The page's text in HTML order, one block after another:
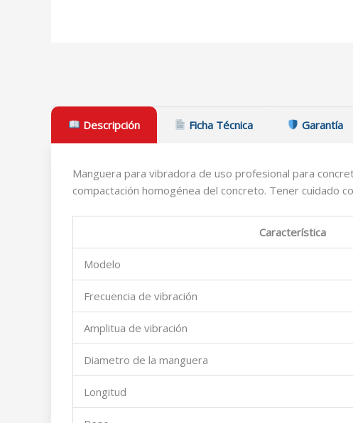
Descripción Ficha Técnica Garantía
Manguera para vibradora de uso profesional para
compactación homogénea del concreto. Tener cuidado
Característica
Modelo
Frecuencia de vibración
Amplitua de vibración
Diametro de la manguera
Longitud